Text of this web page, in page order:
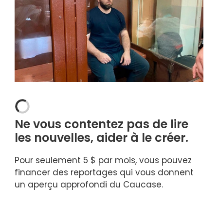
Ne vous contentez pas de lire
les nouvelles, aider à le créer.
Pour seulement 5 $ par mois, vous pouvez
financer des reportages qui vous donnent
un aperçu approfondi du Caucase.